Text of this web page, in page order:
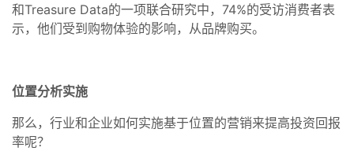
和Treasure Data的一项联合研究中，74%的受访消费者表
示，他们受到购物体验的影响，从品牌购买。
位置分析实施
那么，行业和企业如何实施基于位置的营销来提高投资回报
率呢？